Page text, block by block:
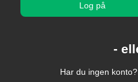
Log på
Har du ingen konto?